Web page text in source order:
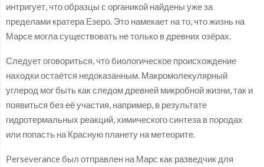
интригует, что образцы с органикой найдены уже за
пределами кратера Езеро. Это намекает на то, что жизнь на
Марсе могла существовать не только в древних озёрах.
Следует оговориться, что биологическое происхождение
находки остаётся недоказанным. Макромолекулярный
углерод мог быть как следом древней микробной жизни, так и
появиться без её участия, например, в результате
гидротермальных реакций, химического синтеза в породах
или попасть на Красную планету на метеорите.
Perseverance был отправлен на Марс как разведчик для